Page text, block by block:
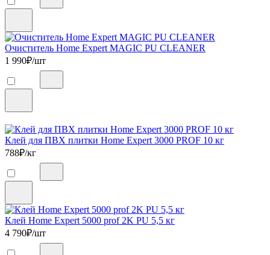
Очиститель Home Expert MAGIC PU CLEANER
1 990₽/шт
Клей для ПВХ плитки Home Expert 3000 PROF 10 кг
788₽/кг
Клей Home Expert 5000 prof 2K PU 5,5 кг
4 790₽/шт